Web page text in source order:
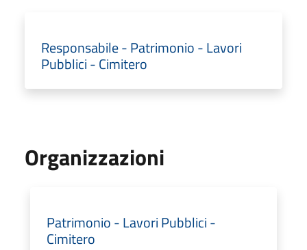
Responsabile - Patrimonio - Lavori
Pubblici - Cimitero
Organizzazioni
Patrimonio - Lavori Pubblici -
Cimitero